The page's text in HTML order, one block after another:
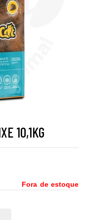
10,1KG
Fora de estoque